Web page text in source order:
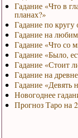
Гадание «Что в
планах?»
Гадание по кругу
Гадание на
Гадание «Что со
Гадание «Было,
Гадание «Стоит
Гадание на
Гадание «Девять
Новогоднее
Прогноз Таро на